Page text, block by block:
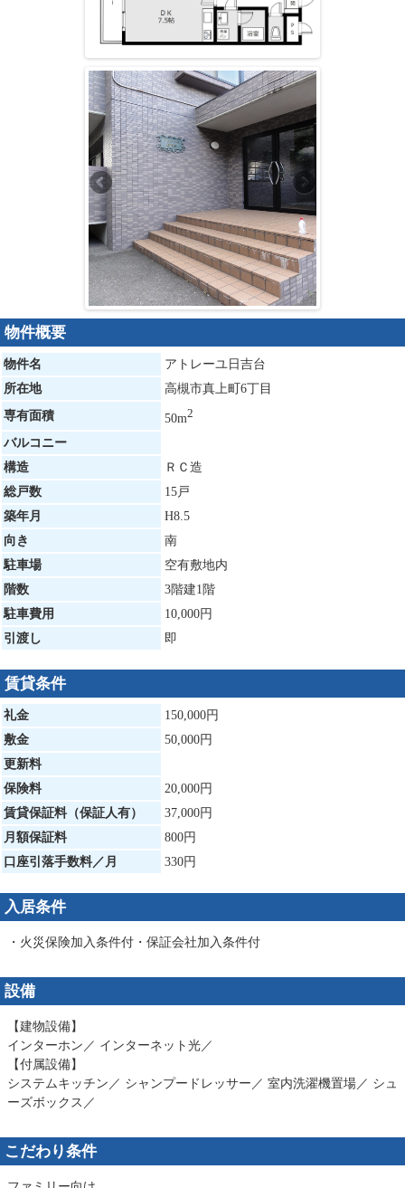
物件概要
物件名
アトレーユ日吉台
所在地
高槻市真上町6丁目
専有面積
50m2
バルコニー
構造
ＲＣ造
総戸数
15戸
築年月
H8.5
向き
南
駐車場
空有敷地内
階数
3階建1階
駐車費用
10,000円
引渡し
即
賃貸条件
礼金
150,000円
敷金
50,000円
更新料
保険料
20,000円
賃貸保証料（保証人有）
37,000円
月額保証料
800円
口座引落手数料／月
330円
入居条件
・火災保険加入条件付・保証会社加入条件付
設備
【建物設備】
インターホン／ インターネット光／
【付属設備】
システムキッチン／ シャンプードレッサー／ 室内洗濯機置場／ シュ
ーズボックス／
こだわり条件